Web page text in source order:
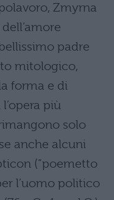
Zmyrna
padre
mitologico,
forma e di
più
solo
anche alcuni
(“poemetto
l’uomo politico